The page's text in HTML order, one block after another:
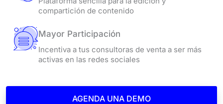
compartición de contenido
Mayor Participación
Incentiva a tus consultoras de venta a ser más
activas en las redes sociales
AGENDA UNA DEMO